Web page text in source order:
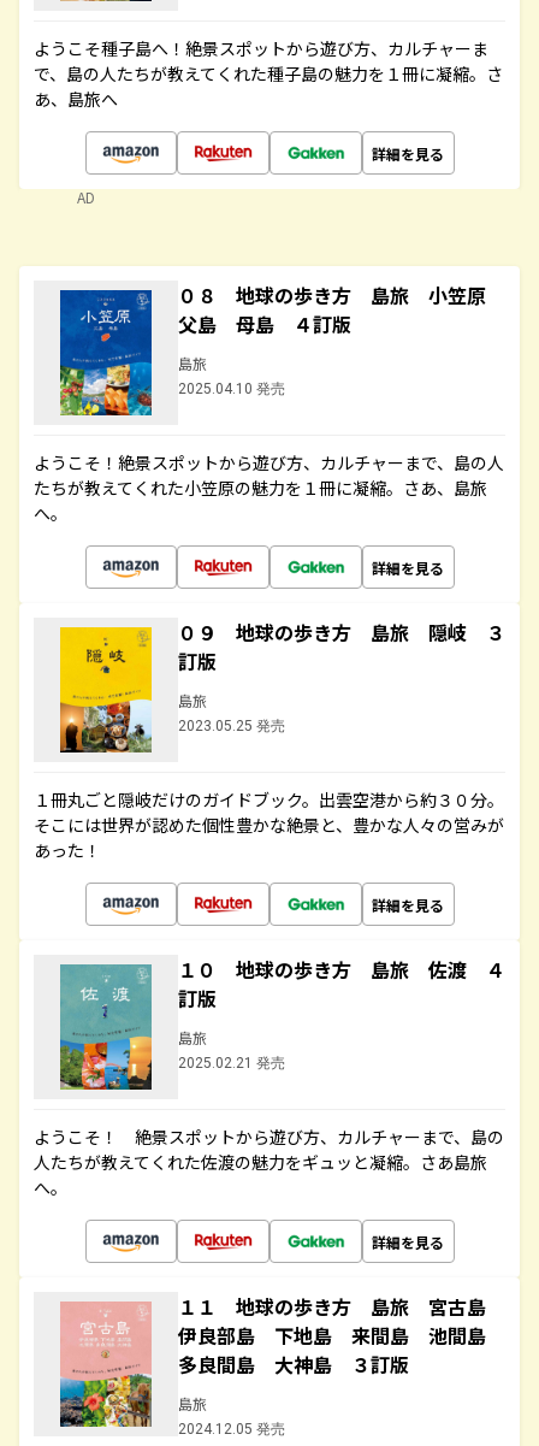
ようこそ種子島へ！絶景スポットから遊び方、カルチャーま
で、島の人たちが教えてくれた種子島の魅力を１冊に凝縮。さ
あ、島旅へ
詳細を見る
AD
０８ 地球の歩き方 島旅 小笠原
父島 母島 ４訂版
島旅
2025.04.10 発売
ようこそ！絶景スポットから遊び方、カルチャーまで、島の人
たちが教えてくれた小笠原の魅力を１冊に凝縮。さあ、島旅
へ。
詳細を見る
０９ 地球の歩き方 島旅 隠岐 ３
訂版
島旅
2023.05.25 発売
１冊丸ごと隠岐だけのガイドブック。出雲空港から約３０分。
そこには世界が認めた個性豊かな絶景と、豊かな人々の営みが
あった！
詳細を見る
１０ 地球の歩き方 島旅 佐渡 ４
訂版
島旅
2025.02.21 発売
ようこそ！ 絶景スポットから遊び方、カルチャーまで、島の
人たちが教えてくれた佐渡の魅力をギュッと凝縮。さあ島旅
へ。
詳細を見る
１１ 地球の歩き方 島旅 宮古島
伊良部島 下地島 来間島 池間島
多良間島 大神島 ３訂版
島旅
2024.12.05 発売